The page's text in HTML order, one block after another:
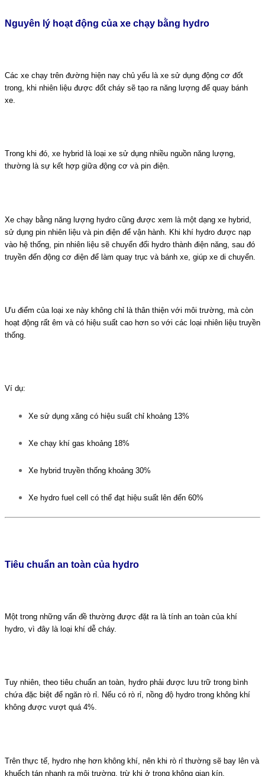
Nguyên lý hoạt động của xe chạy bằng hydro
Các xe chạy trên đường hiện nay chủ yếu là xe sử dụng động cơ đốt
trong, khi nhiên liệu được đốt cháy sẽ tạo ra năng lượng để quay bánh
xe.
Trong khi đó, xe hybrid là loại xe sử dụng nhiều nguồn năng lượng,
thường là sự kết hợp giữa động cơ và pin điện.
Xe chạy bằng năng lượng hydro cũng được xem là một dạng xe hybrid,
sử dụng pin nhiên liệu và pin điện để vận hành. Khi khí hydro được nạp
vào hệ thống, pin nhiên liệu sẽ chuyển đổi hydro thành điện năng, sau đó
truyền đến động cơ điện để làm quay trục và bánh xe, giúp xe di chuyển.
Ưu điểm của loại xe này không chỉ là thân thiện với môi trường, mà còn
hoạt động rất êm và có hiệu suất cao hơn so với các loại nhiên liệu truyền
thống.
Ví dụ:
Xe sử dụng xăng có hiệu suất chỉ khoảng 13%
Xe chạy khí gas khoảng 18%
Xe hybrid truyền thống khoảng 30%
Xe hydro fuel cell có thể đạt hiệu suất lên đến 60%
Tiêu chuẩn an toàn của hydro
Một trong những vấn đề thường được đặt ra là tính an toàn của khí
hydro, vì đây là loại khí dễ cháy.
Tuy nhiên, theo tiêu chuẩn an toàn, hydro phải được lưu trữ trong bình
chứa đặc biệt để ngăn rò rỉ. Nếu có rò rỉ, nồng độ hydro trong không khí
không được vượt quá 4%.
Trên thực tế, hydro nhẹ hơn không khí, nên khi rò rỉ thường sẽ bay lên và
khuếch tán nhanh ra môi trường, trừ khi ở trong không gian kín.